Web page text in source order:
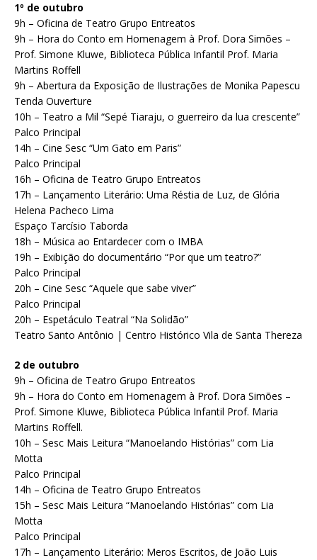
1º de outubro
9h – Oficina de Teatro Grupo Entreatos
9h – Hora do Conto em Homenagem à Prof. Dora Simões –
Prof. Simone Kluwe, Biblioteca Pública Infantil Prof. Maria
Martins Roffell
9h – Abertura da Exposição de Ilustrações de Monika Papescu
Tenda Ouverture
10h – Teatro a Mil “Sepé Tiaraju, o guerreiro da lua crescente”
Palco Principal
14h – Cine Sesc “Um Gato em Paris”
Palco Principal
16h – Oficina de Teatro Grupo Entreatos
17h – Lançamento Literário: Uma Réstia de Luz, de Glória
Helena Pacheco Lima
Espaço Tarcísio Taborda
18h – Música ao Entardecer com o IMBA
19h – Exibição do documentário “Por que um teatro?”
Palco Principal
20h – Cine Sesc “Aquele que sabe viver”
Palco Principal
20h – Espetáculo Teatral “Na Solidão”
Teatro Santo Antônio | Centro Histórico Vila de Santa Thereza
2 de outubro
9h – Oficina de Teatro Grupo Entreatos
9h – Hora do Conto em Homenagem à Prof. Dora Simões –
Prof. Simone Kluwe, Biblioteca Pública Infantil Prof. Maria
Martins Roffell.
10h – Sesc Mais Leitura “Manoelando Histórias” com Lia
Motta
Palco Principal
14h – Oficina de Teatro Grupo Entreatos
15h – Sesc Mais Leitura “Manoelando Histórias” com Lia
Motta
Palco Principal
17h – Lançamento Literário: Meros Escritos, de João Luis